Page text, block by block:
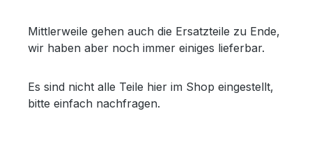
Mittlerweile gehen auch die Ersatzteile zu Ende,
wir haben aber noch immer einiges lieferbar.
Es sind nicht alle Teile hier im Shop eingestellt,
bitte einfach nachfragen.